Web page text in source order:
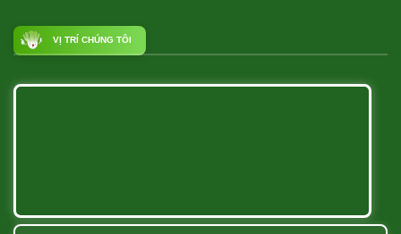
VỊ TRÍ CHÚNG TÔI